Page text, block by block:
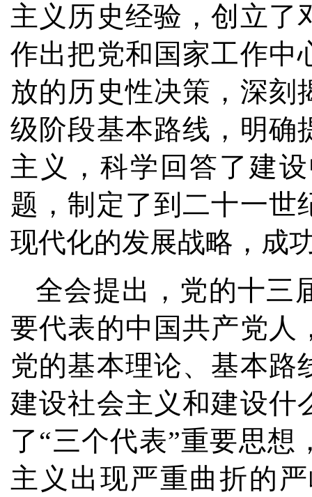
主义历史经验，创立了
作出把党和国家工作中
放的历史性决策，深刻
级阶段基本路线，明确
主义，科学回答了建
题，制定了到二十一世
现代化的发展战略，成
全会提出，党的十三
要代表的中国共产党人
党的基本理论、基本路
建设社会主义和建设什
了“三个代表”重要思
主义出现严重曲折的